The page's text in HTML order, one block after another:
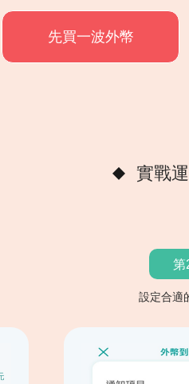
先買一波外幣
實戰
第
設定合適